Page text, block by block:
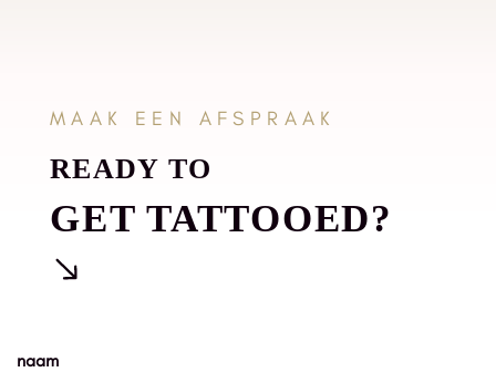
MAAK EEN AFSPRAAK
READY TO
GET TATTOOED?
naam